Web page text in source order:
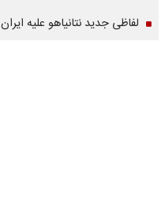
لفاظی جدید نتانیاهو علیه ایران